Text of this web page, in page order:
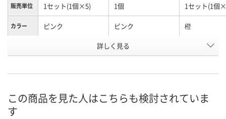
販売単位 1セット(1個×5) 1個 1セット(1個
カラー ピンク ピンク 橙
RN55758 KK93008
お届け日
ついてご連絡いたし
8月9日（日） 8月9日（日）
詳しく見る
この商品を見た人はこちらも検討されていま
す